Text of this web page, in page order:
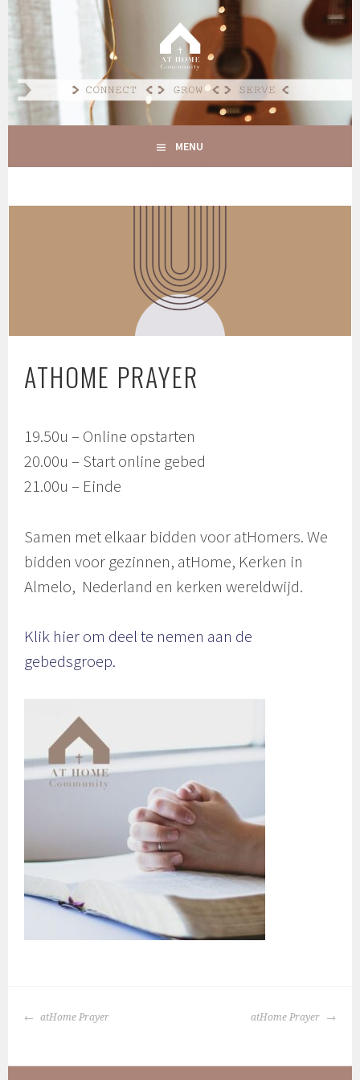
Spring
inhoud
AT HOME COMMUNITY
CONNECT GROW SERVE
MENU
ATHOME PRAYER
19.50u – Online opstarten
20.00u – Start online gebed
21.00u – Einde
Samen met elkaar bidden voor atHomers. We
bidden voor gezinnen, atHome, Kerken in
Almelo, Nederland en kerken wereldwijd.
Klik hier om deel te nemen aan de
gebedsgroep.
BERICHTNAVIGATIE
atHome Prayer atHome Prayer